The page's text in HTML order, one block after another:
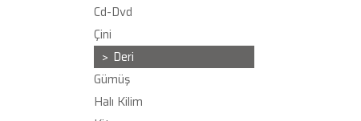
Cd-Dvd
Çini
Deri
Gümüş
Halı Kilim